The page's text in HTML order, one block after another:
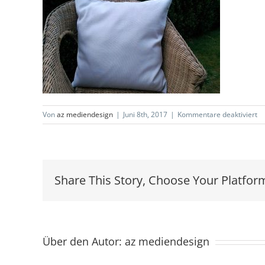
Vonaz mediendesign | Juni 8th, 2017 | Kommentare deaktiviertfür
Share This Story, Choose Your
Über den Autor: az mediendesign